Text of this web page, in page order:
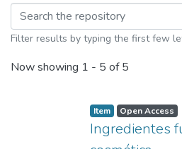
Browsing Libros y
Filter results by typing the first few
Now showing 1 - 5 of 5
Item Open Access
Ingredientes